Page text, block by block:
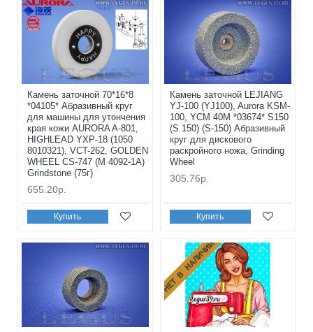
Камень заточной 70*16*8
*04105* Абразивный круг
для машины для утончения
края кожи AURORA A-801,
HIGHLEAD YXP-18 (1050
8010321), VCT-262, GOLDEN
WHEEL CS-747 (M 4092-1A)
Grindstone (75г)
655.20р.
Купить
Камень заточной LEJIANG
YJ-100 (YJ100), Aurora KSM-
100, YCM 40M *03674* S150
(S 150) (S-150) Абразивный
круг для дискового
раскройного ножа, Grinding
Wheel
305.76р.
Купить
НЕТ В НАЛИЧИИ